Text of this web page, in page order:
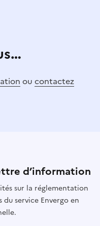
ou contactez
d’information
sur la réglementation
service Envergo en